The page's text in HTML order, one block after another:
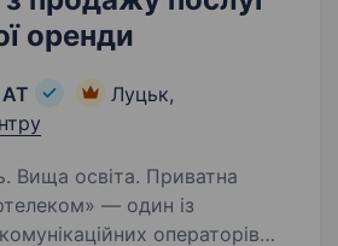
оренди
АТ
Луцьк,
освіта. Приватна
— один із
операторів